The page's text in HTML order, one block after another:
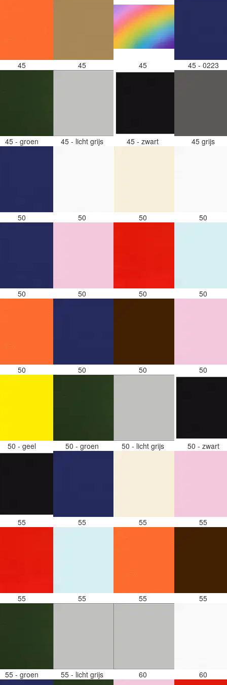
45 45 45 45 - 0223
45 - groen 45 - licht grijs 45 - zwart 45 grijs
50 50 50 50
50 50 50 50
50 50 50 50
50 - geel 50 - groen 50 - licht grijs 50 - zwart
55 55 55 55
55 55 55 55
55 - groen 55 - licht grijs 60 60